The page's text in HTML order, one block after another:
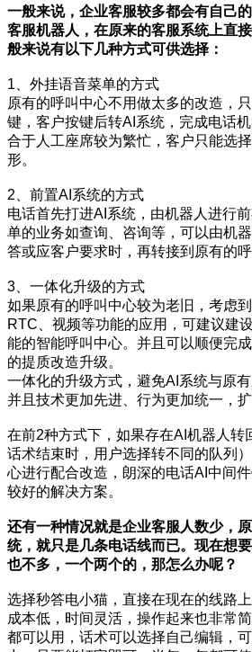
一般来说，企业客服较多都会有自己
客服机器人，在原来的客服系统上直
般来说有以下几种方式可供选择：
1、外挂语音菜单的方式
原有的呼叫中心不用做太多的改造，
键，客户按键后转AI系统，完成电话
合于人工座席较为繁忙，客户只能选
形。
2、前置AI系统的方式
电话首先打进AI系统，由机器人进行
单的业务如查询、咨询等，可以由机
答或应客户要求时，再转接到原有的呼
3、一体化升级的方式
如果原有的呼叫中心较为老旧，考虑
RTC、视频等功能的应用，可建议建
能的智能呼叫中心。并且可以顺便完
的提质改造升级。
一体化的升级方式，避免AI系统与原
并且技术更加先进、行为更加统一，扩
在前2种方式下，如果存在AI机器人转
话术结束时，用户选择转不同的队列
心进行配合改造，朗深的电话AI中间
较好的解决方案。
还有一种情况就是企业客服人数少，
统，就只是几条电话线而已。现在想
也不多，一个两个的，那怎么办呢？
选择秒答电小猫，直接在现在的线路
成本低，时间灵活，操作起来也非常
都可以用，话术可以选择自己编辑，